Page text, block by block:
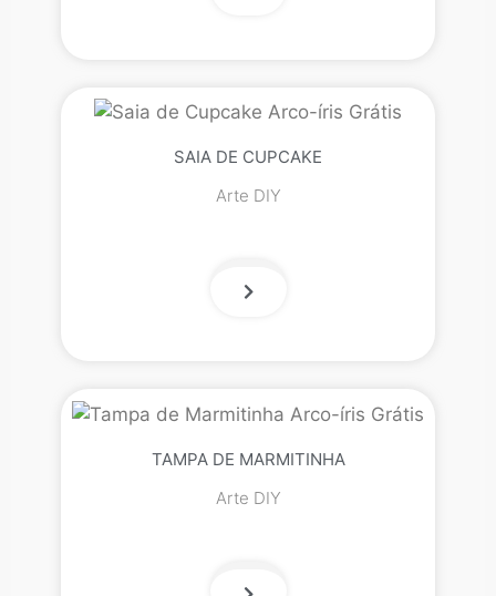
SAIA DE CUPCAKE
Arte DIY
TAMPA DE MARMITINHA
Arte DIY